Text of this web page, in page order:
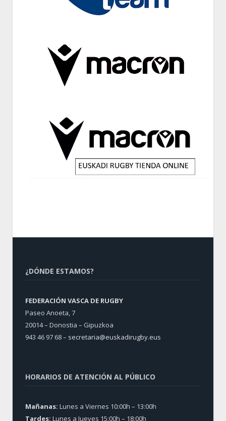
¿DÓNDE ESTAMOS?
FEDERACIÓN VASCA DE RUGBY
Paseo Anoeta, 7
20014 – Donostia – Gipuzkoa
943 46 97 68 – secretaria@euskadirugby.eus
HORARIOS DE ATENCIÓN AL PÚBLICO
Mañanas: Lunes a Viernes 10:00h – 13:00h
Tardes: Lunes a Jueves 15:00h – 18:00h